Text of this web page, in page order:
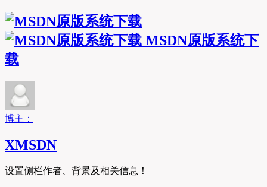
MSDN原版系统下
载
博主：
XMSDN
设置侧栏作者、背景及相关信息！